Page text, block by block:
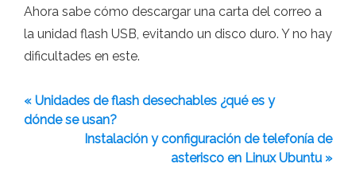
Ahora sabe cómo descargar una carta del correo a
la unidad flash USB, evitando un disco duro. Y no hay
dificultades en este.
« Unidades de flash desechables ¿qué es y
dónde se usan?
Instalación y configuración de telefonía de
asterisco en Linux Ubuntu »